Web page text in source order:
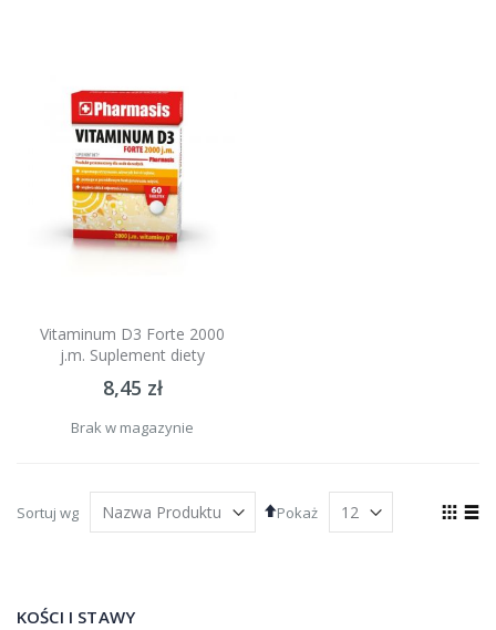
Vitaminum D3 Forte 2000
j.m. Suplement diety
8,45 zł
Brak w magazynie
Sortuj wg
Ustaw
kierunek
Pokaż
KOŚCI I STAWY